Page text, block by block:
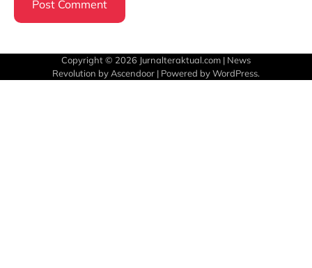
Copyright © 2026 Jurnalteraktual.com | News
Revolution by Ascendoor | Powered byWordPress.